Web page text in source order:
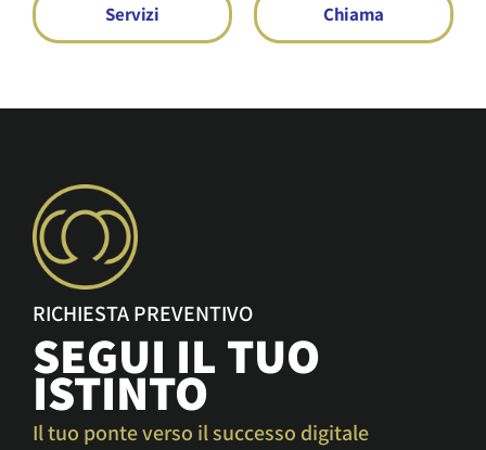
Servizi Chiama
RICHIESTA PREVENTIVO
SEGUI IL TUO
ISTINTO
Il tuo ponte verso il successo digitale